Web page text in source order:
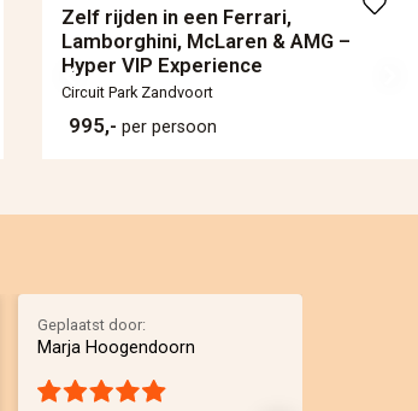
Zelf rijden in een Ferrari,
Lamborghini, McLaren & AMG –
Hyper VIP Experience
Circuit Park Zandvoort
995,- per persoon
Geplaatst door:
Marja Hoogendoorn